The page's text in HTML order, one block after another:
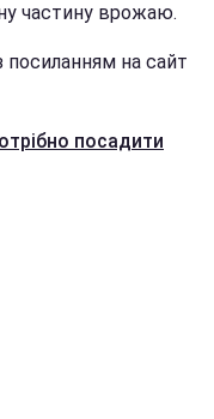
частину врожаю.
посиланням на сайт
посадити